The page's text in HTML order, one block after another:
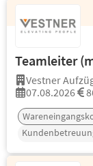
Teamleiter
Vestner
07.08.2026